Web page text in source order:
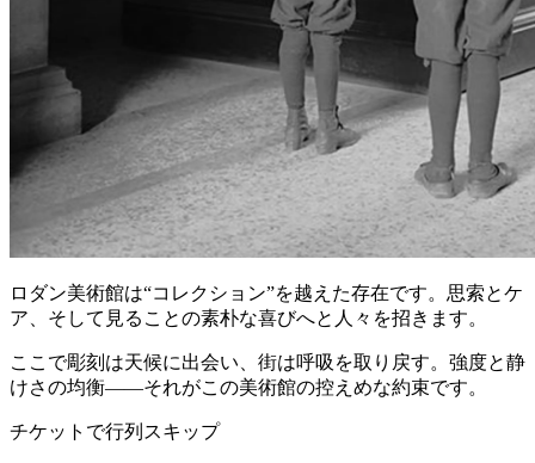
ロダン美術館は“コレクション”を越えた存在です。思索とケ
ア、そして見ることの素朴な喜びへと人々を招きます。
ここで彫刻は天候に出会い、街は呼吸を取り戻す。強度と静
けさの均衡——それがこの美術館の控えめな約束です。
チケットで行列スキップ